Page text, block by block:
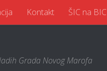
Kontakt ŠIC na BIC
Grada Novog Marofa